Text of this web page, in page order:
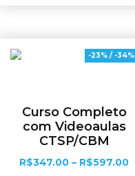
-23% / -34%
Curso Completo
com Videoaulas
CTSP/CBM
R$347.00 – R$597.00